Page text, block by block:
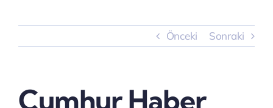
Önceki Sonraki
Cumhur Haber